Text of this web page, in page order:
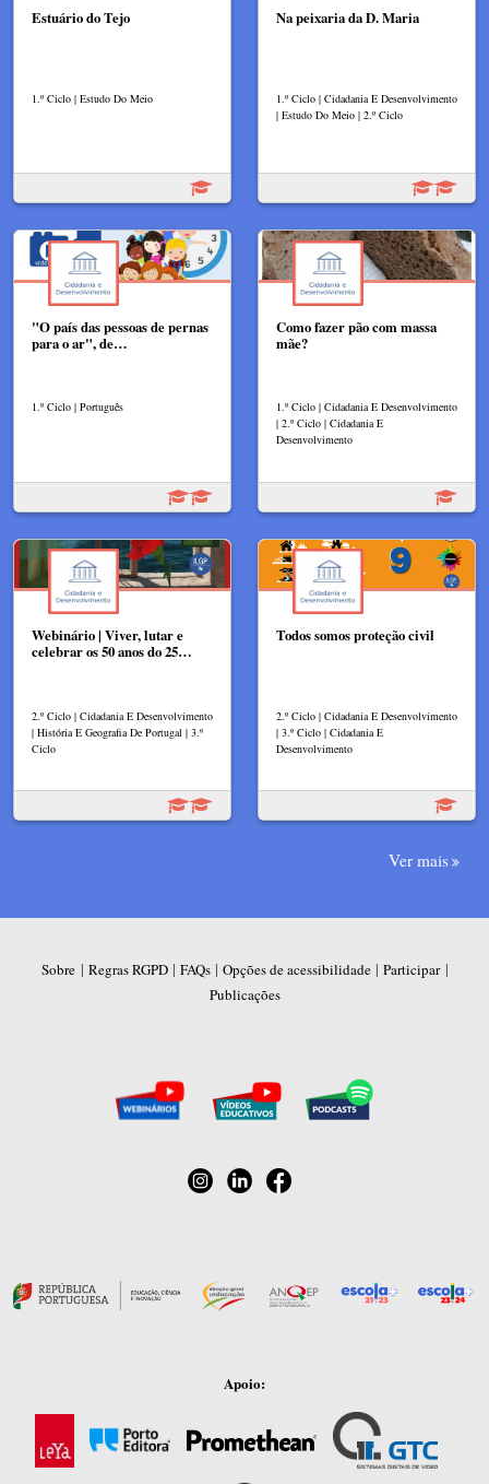
Estuário do Tejo
1.º Ciclo | Estudo Do Meio
Na peixaria da D. Maria
1.º Ciclo | Cidadania E Desenvolvimento
| Estudo Do Meio | 2.º Ciclo
"O país das pessoas de pernas
para o ar", de…
1.º Ciclo | Português
Como fazer pão com massa
mãe?
1.º Ciclo | Cidadania E Desenvolvimento
| 2.º Ciclo | Cidadania E
Desenvolvimento
Webinário | Viver, lutar e
celebrar os 50 anos do 25…
2.º Ciclo | Cidadania E Desenvolvimento
| História E Geografia De Portugal | 3.º
Ciclo
Todos somos proteção civil
2.º Ciclo | Cidadania E Desenvolvimento
| 3.º Ciclo | Cidadania E
Desenvolvimento
Ver mais
Sobre | Regras RGPD| FAQs| Opções de acessibilidade| Participar|
Publicações
Apoio: